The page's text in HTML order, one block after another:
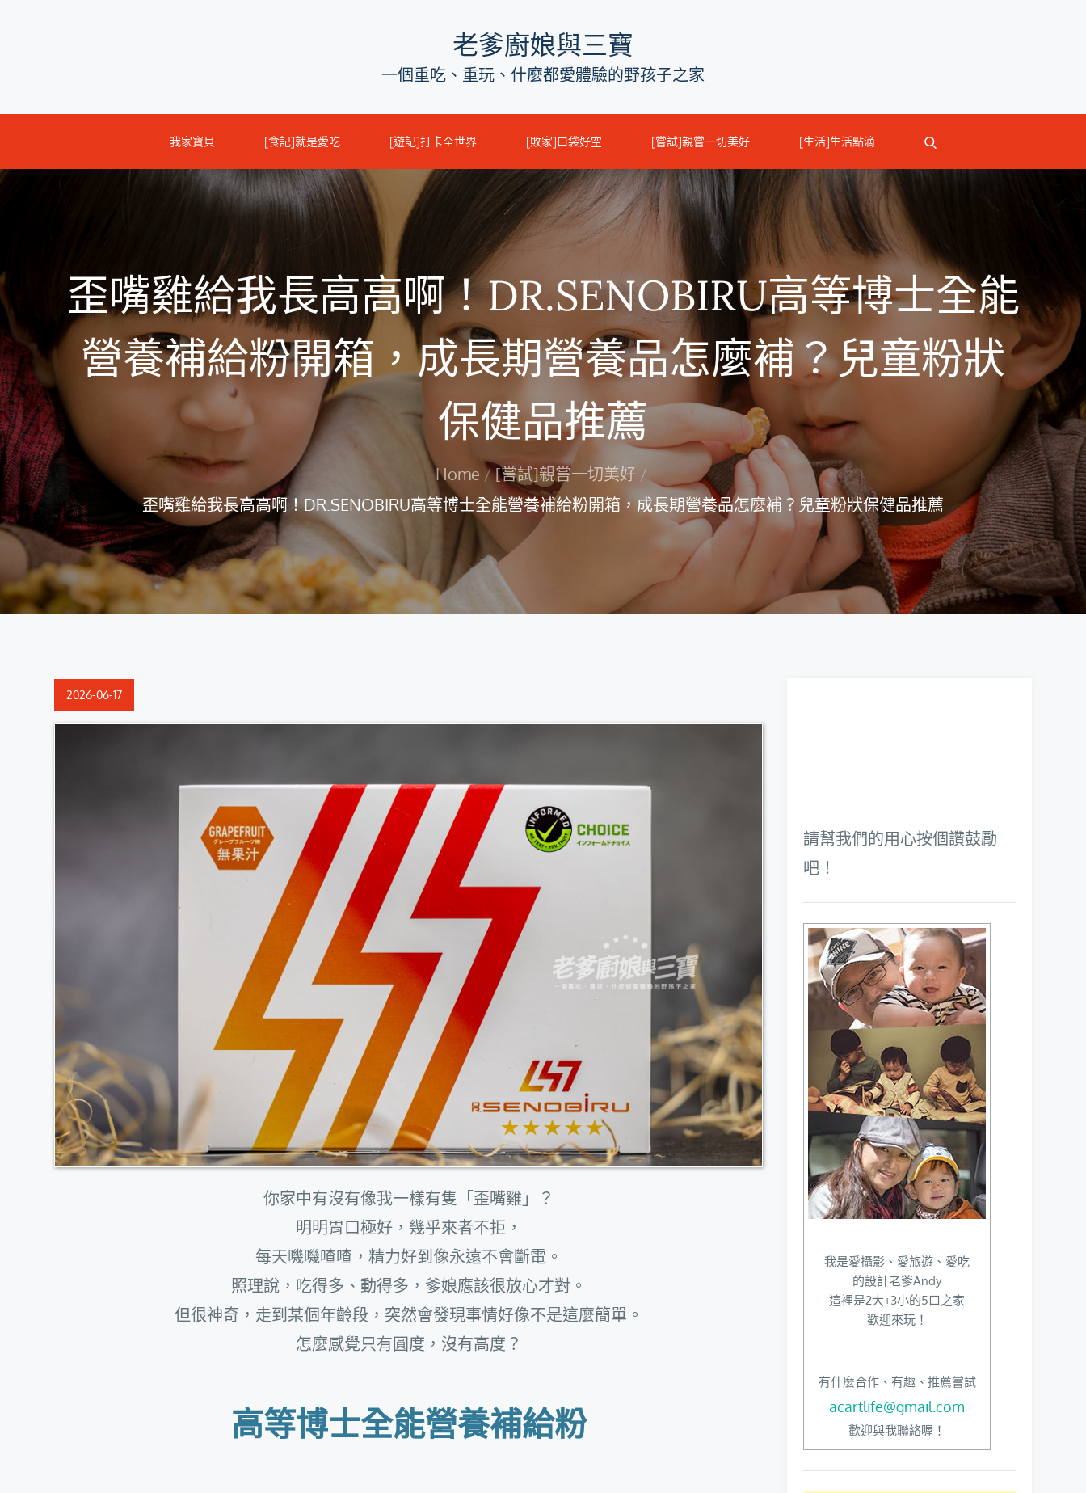
老爹廚娘與三寶
一個重吃、重玩、什麼都愛體驗的野孩子之家
我家寶貝 [食記]就是愛吃 [遊記]打卡全世界 [敗家]口袋好空 [嘗試]親嘗一切美好 [生活]生活點滴
歪嘴雞給我長高高啊！DR.SENOBIRU高等博士全能
營養補給粉開箱，成長期營養品怎麼補？兒童粉狀
保健品推薦
Home
[嘗試]親嘗一切美好
歪嘴雞給我長高高啊！DR.SENOBIRU高等博士全能營養補給粉開箱，成長期營養品怎麼補？兒童粉狀保健品推薦
Posted
on
2026-06-17
你家中有沒有像我一樣有隻「歪嘴雞」？
明明胃口極好，幾乎來者不拒，
每天嘰嘰喳喳，精力好到像永遠不會斷電。
照理說，吃得多、動得多，爹娘應該很放心才對。
但很神奇，走到某個年齡段，突然會發現事情好像不是這麼簡單。
怎麼感覺只有圓度，沒有高度？
高等博士全能營養補給粉
請幫我們的用心按個讚鼓勵
吧！
我是愛攝影、愛旅遊、愛吃
的設計老爹Andy
這裡是2大+3小的5口之家
歡迎來玩！
有什麼合作、有趣、推薦嘗試
acartlife@gmail.com
歡迎與我聯絡喔！